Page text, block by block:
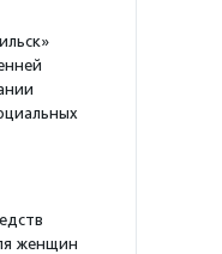
женщин